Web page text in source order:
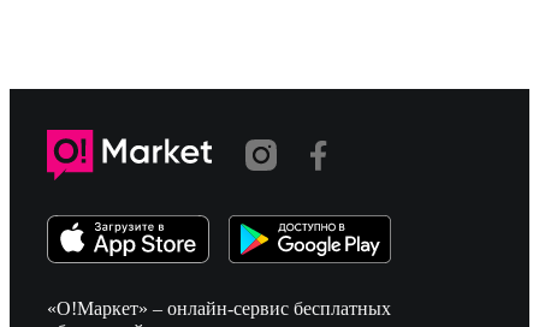
«О!Маркет» – онлайн-сервис бесплатных